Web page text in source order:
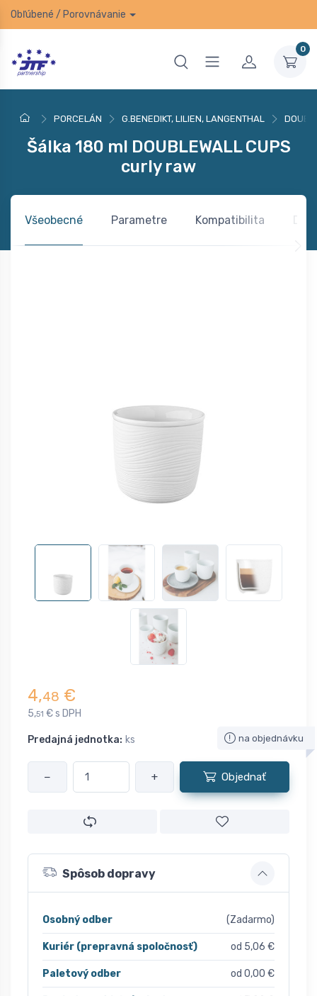
Obľúbené / Porovnávanie
0
PORCELÁN G.BENEDIKT, LILIEN, LANGENTHAL
Šálka 180 ml DOUBLEWALL CUPS
curly raw
Všeobecné Parametre Kompatibilita
4,48 €
5,51 € s DPH
Predajná jednotka: ks na objednávku
− + Objednať
Spôsob dopravy
Osobný odber (Zadarmo)
Kuriér (prepravná spoločnosť) od 5,06 €
Paletový odber od 0,00 €